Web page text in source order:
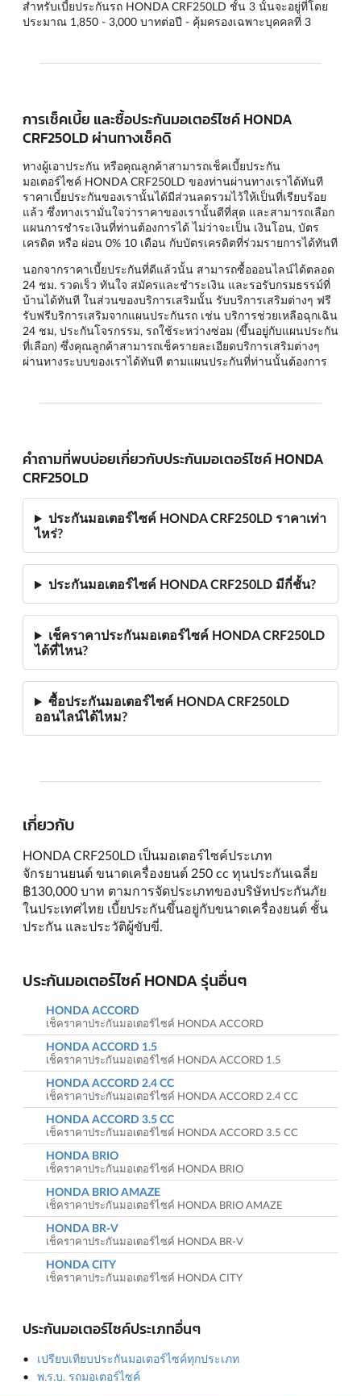
สำหรับเบี้ยประกันรถ HONDA CRF250LD ชั้น 3 นั้นจะอยู่ที่โดย
ประมาณ 1,850 - 3,000 บาทต่อปี - คุ้มครองเฉพาะบุคคลที่ 3
การเช็คเบี้ย และซื้อประกันมอเตอร์ไซค์ HONDA
CRF250LD ผ่านทางเช็คดิ
ทางผู้เอาประกัน หรือคุณลูกค้าสามารถเช็คเบี้ยประกัน
มอเตอร์ไซค์ HONDA CRF250LD ของท่านผ่านทางเราได้ทันที
ราคาเบี้ยประกันของเรานั้นได้มีส่วนลดรวมไว้ให้เป็นที่เรียบร้อย
แล้ว ซึ่งทางเรามั่นใจว่าราคาของเรานั้นดีที่สุด และสามารถเลือก
แผนการชำระเงินที่ท่านต้องการได้ ไม่ว่าจะเป็น เงินโอน, บัตร
เครดิต หรือ ผ่อน 0% 10 เดือน กับบัตรเครดิตที่ร่วมรายการได้ทันที
นอกจากราคาเบี้ยประกันที่ดีแล้วนั้น สามารถซื้อออนไลน์ได้ตลอด
24 ชม. รวดเร็ว ทันใจ สมัครและชำระเงิน และรอรับกรมธรรม์ที่
บ้านได้ทันที ในส่วนของบริการเสริมนั้น รับบริการเสริมต่างๆ ฟรี
รับฟรีบริการเสริมจากแผนประกันรถ เช่น บริการช่วยเหลือฉุกเฉิน
24 ชม, ประกันโจรกรรม, รถใช้ระหว่างซ่อม (ขึ้นอยู่กับแผนประกัน
ที่เลือก) ซึ่งคุณลูกค้าสามารถเช็ครายละเอียดบริการเสริมต่างๆ
ผ่านทางระบบของเราได้ทันที ตามแผนประกันที่ท่านนั้นต้องการ
คำถามที่พบบ่อยเกี่ยวกับประกันมอเตอร์ไซค์ HONDA
CRF250LD
ประกันมอเตอร์ไซค์ HONDA CRF250LD ราคาเท่า
ไหร่?
ประกันมอเตอร์ไซค์ HONDA CRF250LD มีกี่ชั้น?
เช็คราคาประกันมอเตอร์ไซค์ HONDA CRF250LD
ได้ที่ไหน?
ซื้อประกันมอเตอร์ไซค์ HONDA CRF250LD
ออนไลน์ได้ไหม?
เกี่ยวกับ
HONDA CRF250LD เป็นมอเตอร์ไซค์ประเภท
จักรยานยนต์ ขนาดเครื่องยนต์ 250 cc ทุนประกันเฉลี่ย
฿130,000 บาท ตามการจัดประเภทของบริษัทประกันภัย
ในประเทศไทย เบี้ยประกันขึ้นอยู่กับขนาดเครื่องยนต์ ชั้น
ประกัน และประวัติผู้ขับขี่.
ประกันมอเตอร์ไซค์ HONDA รุ่นอื่นๆ
HONDA ACCORD
เช็คราคาประกันมอเตอร์ไซค์ HONDA ACCORD
HONDA ACCORD 1.5
เช็คราคาประกันมอเตอร์ไซค์ HONDA ACCORD 1.5
HONDA ACCORD 2.4 CC
เช็คราคาประกันมอเตอร์ไซค์ HONDA ACCORD 2.4 CC
HONDA ACCORD 3.5 CC
เช็คราคาประกันมอเตอร์ไซค์ HONDA ACCORD 3.5 CC
HONDA BRIO
เช็คราคาประกันมอเตอร์ไซค์ HONDA BRIO
HONDA BRIO AMAZE
เช็คราคาประกันมอเตอร์ไซค์ HONDA BRIO AMAZE
HONDA BR-V
เช็คราคาประกันมอเตอร์ไซค์ HONDA BR-V
HONDA CITY
เช็คราคาประกันมอเตอร์ไซค์ HONDA CITY
ประกันมอเตอร์ไซค์ประเภทอื่นๆ
เปรียบเทียบประกันมอเตอร์ไซค์ทุกประเภท
พ.ร.บ. รถมอเตอร์ไซค์